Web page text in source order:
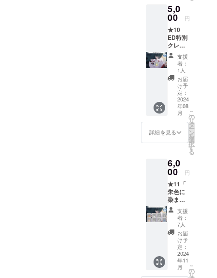
に染ま
る、美
しき社
で」ス
タッ
フ、
キャス
トコメ
ント
セット
5,0
00 円
★10
ED特別
クレ
ジット
コース
[CF限
定]
●「朱色
に染ま
る、美
しき社
で」ED
特別ク
レジッ
ト掲載
権 ※支
必ず備
考欄に
掲載を
希望さ
れるお
名前を
ご記入
くださ
い。
支援
者：
1人
お届
け予
定：
2024
年08
月
詳細を見る
こ
の
リ
タ
ー
ン
を
選
択
す
る
6,0
00 円
★11「
朱色に
染ま
る、美
しき社
で」デ
ジタル
コンテ
ンツ
セット
[CF限
支援
者：
7人
お届
け予
定：
2024
年11
月
こ
の
リ